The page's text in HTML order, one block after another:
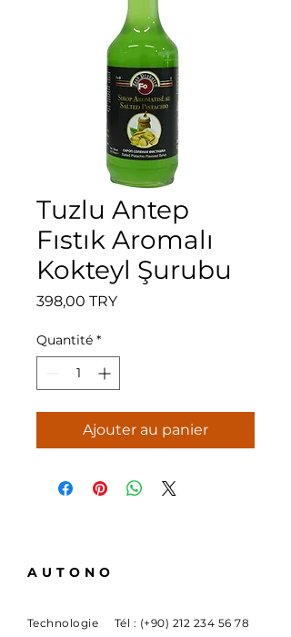
Tuzlu Antep
Fıstık Aromalı
Kokteyl Şurubu
398,00 TRYPrix
Quantité *
Ajouter au panier
AUTONO
Technologie Tél : (+90) 212 234 56 78